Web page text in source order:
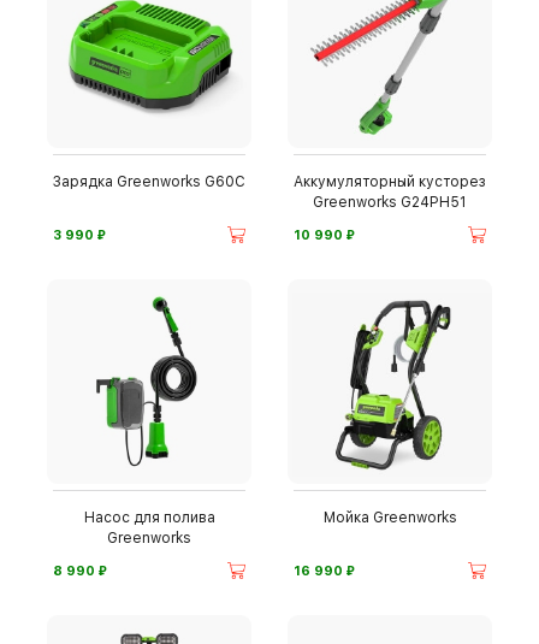
Зарядка Greenworks G60C
3 990 ⃏
Аккумуляторный кусторез
Greenworks G24PH51
10 990 ⃏
Насос для полива
Greenworks
8 990 ⃏
Мойка Greenworks
16 990 ⃏